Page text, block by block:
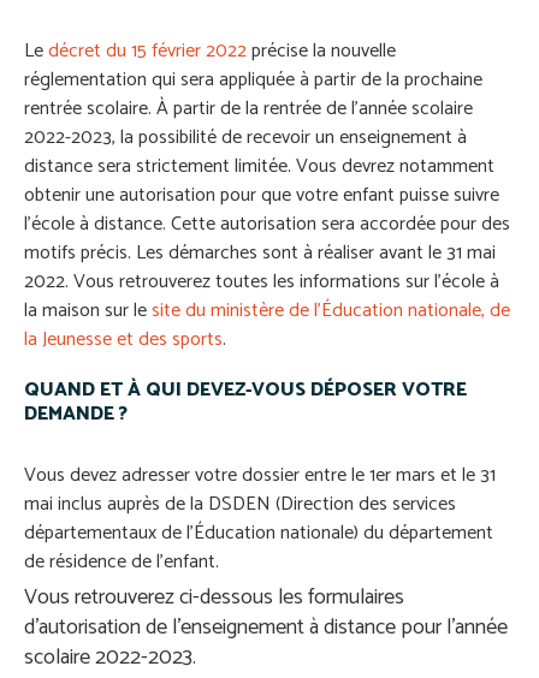
Ledécret du 15 février 2022précise la nouvelle
réglementation qui sera appliquée à partir de la prochaine
rentrée scolaire.À partir de la rentrée de l’année scolaire
2022-2023, la possibilité de recevoir un enseignement à
distance sera strictement limitée.Vous devrez notamment
obtenir une autorisation pour que votre enfant puisse suivre
l’école à distance. Cette autorisation sera accordée pour des
motifs précis. Les démarches sont à réaliser avant le 31 mai
2022.Vous retrouverez toutes les informations sur l’école à
la maison sur lesite du ministère de l’Éducation nationale, de
la Jeunesse et des sports.
QUAND ET À QUI DEVEZ-VOUS DÉPOSER VOTRE
DEMANDE ?
Vous devez adresser votre dossier entre le 1er mars et le 31
mai inclus auprès de la DSDEN (Direction des services
départementaux de l’Éducation nationale) du département
de résidence de l’enfant.
Vous retrouverez ci-dessous les formulaires
d’autorisation de l’enseignement à distance pour l’année
scolaire 2022-2023.